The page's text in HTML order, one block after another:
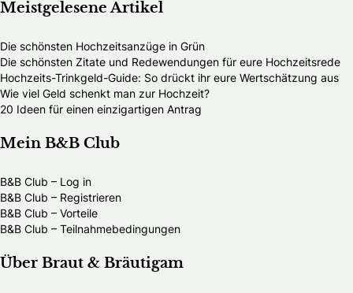
Meistgelesene Artikel
Die schönsten Hochzeitsanzüge in Grün
Die schönsten Zitate und Redewendungen für eure Hochzeitsrede
Hochzeits-Trinkgeld-Guide: So drückt ihr eure Wertschätzung aus
Wie viel Geld schenkt man zur Hochzeit?
20 Ideen für einen einzigartigen Antrag
Mein B&B Club
B&B Club – Log in
B&B Club – Registrieren
B&B Club – Vorteile
B&B Club – Teilnahmebedingungen
Über Braut & Bräutigam